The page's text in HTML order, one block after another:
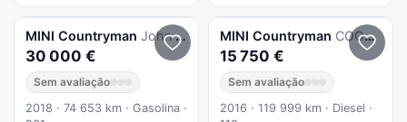
MINI Countryman John Cooper Works ALL4 Auto Desportiva
30 000 €
Sem avaliação
2018 · 74 653 km · Gasolina ·
MINI Countryman COOPER 1.6 D
15 750 €
Sem avaliação
2016 · 119 999 km · Diesel ·